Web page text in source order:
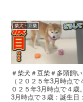
柴犬・豆柴
＃柴犬＃豆柴＃多頭飼
（２０２５年3月時点
０２５年3月時点で４
3月時点で３歳：誕生日